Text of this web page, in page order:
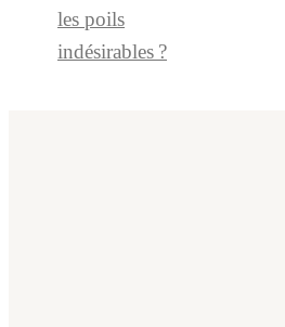
les poils
indésirables ?